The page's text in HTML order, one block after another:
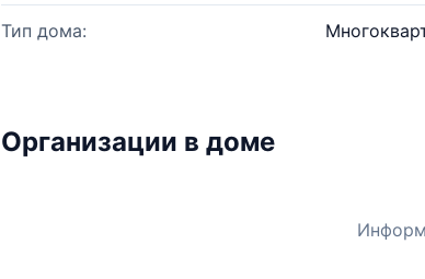
Тип дома:
Организации в доме